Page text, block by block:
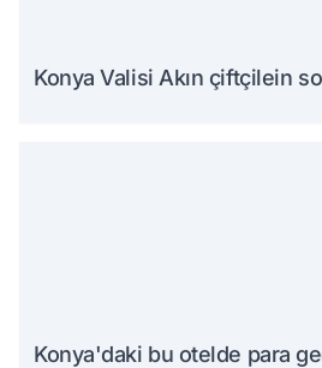
Konya Valisi Akın çiftçilein
Konya'daki bu otelde para